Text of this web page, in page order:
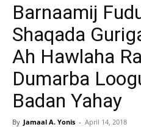
Barnaamij
Shaqada
Ah Hawlaha
Dumarba
Badan Yahay
By Jamaal A. Yonis - April 14, 2018